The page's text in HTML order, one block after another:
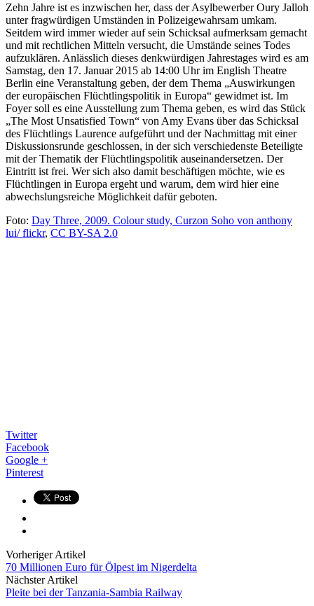
Zehn Jahre ist es inzwischen her, dass der Asylbewerber Oury Jalloh
unter fragwürdigen Umständen in Polizeigewahrsam umkam.
Seitdem wird immer wieder auf sein Schicksal aufmerksam gemacht
und mit rechtlichen Mitteln versucht, die Umstände seines Todes
aufzuklären. Anlässlich dieses denkwürdigen Jahrestages wird es am
Samstag, den 17. Januar 2015 ab 14:00 Uhr im English Theatre
Berlin eine Veranstaltung geben, der dem Thema „Auswirkungen
der europäischen Flüchtlingspolitik in Europa“ gewidmet ist. Im
Foyer soll es eine Ausstellung zum Thema geben, es wird das Stück
„The Most Unsatisfied Town“ von Amy Evans über das Schicksal
des Flüchtlings Laurence aufgeführt und der Nachmittag mit einer
Diskussionsrunde geschlossen, in der sich verschiedenste Beteiligte
mit der Thematik der Flüchtlingspolitik auseinandersetzen. Der
Eintritt ist frei. Wer sich also damit beschäftigen möchte, wie es
Flüchtlingen in Europa ergeht und warum, dem wird hier eine
abwechslungsreiche Möglichkeit dafür geboten.
Foto: Day Three, 2009. Colour study, Curzon Soho von anthony
lui/ flickr, CC BY-SA 2.0
Twitter
Facebook
Google +
Pinterest
Vorheriger Artikel
70 Millionen Euro für Ölpest im Nigerdelta
Nächster Artikel
Pleite bei der Tanzania-Sambia Railway